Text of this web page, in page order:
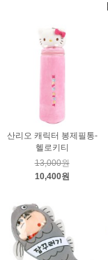
산리오 캐릭터 봉제필통-
헬로키티
13,000원
10,400원